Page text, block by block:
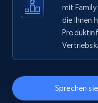
eBay - Gather
specified
URL, Product id,
Seller reviews,
2.5K+
mit
die Ihnen
Sprechen